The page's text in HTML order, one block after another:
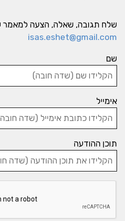
שלח תגובה, שאלה, הצעה למאמר
isas.eshet@gmail.com
שם
אימייל
תוכן ההודעה